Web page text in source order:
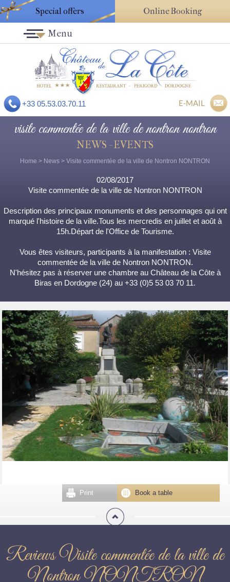
Special offers Online Booking
+33 05.53.03.70.11 E-MAIL
Menu
visite commentée de la ville de nontron nontron
NEWS - EVENTS
Home > News > Visite commentée de la ville de Nontron NONTRON
02/08/2017
Visite commentée de la ville de Nontron NONTRON
Description des principaux monuments et des personnages qui ont
marqué l'histoire de la ville.Tous les mercredis en juillet et août à
15h.Départ de l'Office de Tourisme.
Vous êtes visiteurs, participants à la manifestation : Visite
commentée de la ville de Nontron NONTRON.
N'hésitez pas à réserver une chambre au Château de la Côte à
Biras en Dordogne (24) au +33 (0)5 53 03 70 11.
Book a table
Print
Reviews Visite commentée de la ville de
Nontron NONTRON